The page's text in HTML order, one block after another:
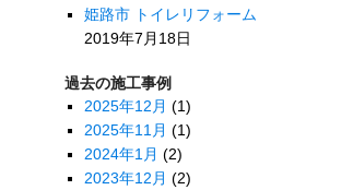
姫路市 トイレリフォーム
2019年7月18日
過去の施工事例
2025年12月 (1)
2025年11月 (1)
2024年1月 (2)
2023年12月 (2)